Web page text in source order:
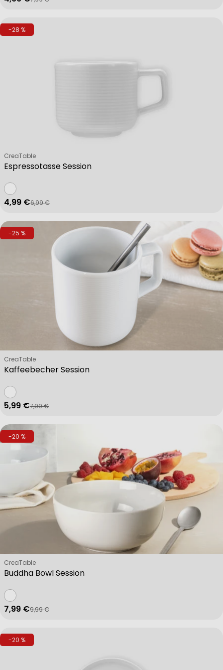
-28 %
Espressotasse Session
Verkäufer:
CreaTable
Verkaufspreis
4,99 €
Regulärer Preis
6,99 €
-25 %
Kaffeebecher Session
Verkäufer:
CreaTable
Verkaufspreis
5,99 €
Regulärer Preis
7,99 €
-20 %
Buddha Bowl Session
Verkäufer:
CreaTable
Verkaufspreis
7,99 €
Regulärer Preis
9,99 €
-20 %